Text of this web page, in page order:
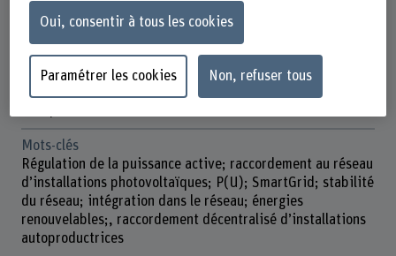
Luciano Borgna
Partenaire
Mots-clés
Régulation de la puissance active; raccordement au réseau
d’installations photovoltaïques; P(U); SmartGrid; stabilité
du réseau; intégration dans le réseau; énergies
renouvelables;, raccordement décentralisé d’installations
autoproductrices
Oui, consentir à tous les cookies
Paramétrer les cookies Non, refuser tous